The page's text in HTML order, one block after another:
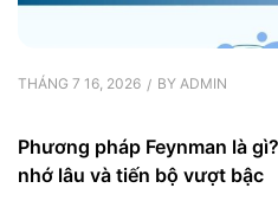
THÁNG 7 16, 2026 BY ADMIN
Phương pháp Feynman là
nhớ lâu và tiến bộ vượt bậc